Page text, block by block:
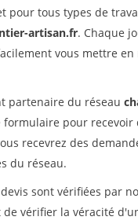
pour tous types de
artisan.fr. Chaque
vous mettre
partenaire du réseau
pour
recevrez des
du réseau.
sont vérifiées par
vérifier la véracité